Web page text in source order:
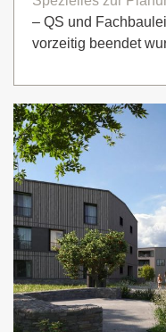
– QS und
vorzeitig beendet